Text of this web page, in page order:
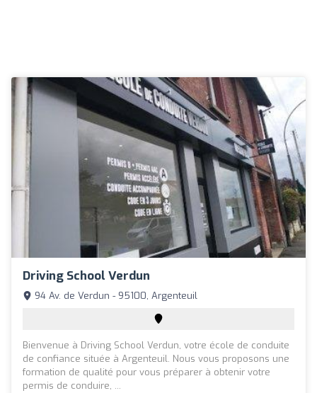
Driving School Verdun
94 Av. de Verdun - 95100, Argenteuil
Bienvenue à Driving School Verdun, votre école de conduite
de confiance située à Argenteuil. Nous vous proposons une
formation de qualité pour vous préparer à obtenir votre
permis de conduire, ...